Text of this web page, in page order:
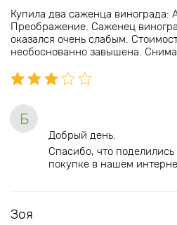
Купила два саженца винограда:
Преображение. Саженец
оказался очень слабым.
необоснованно завышена.
Б
Добрый день.
Спасибо, что
покупке в нашем
Зоя